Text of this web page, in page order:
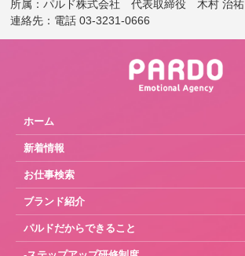
所属：パルド株式会社 代表取締役 木村 治祐
連絡先：電話 03-3231-0666
ホーム
新着情報
お仕事検索
ブランド紹介
パルドだからできること